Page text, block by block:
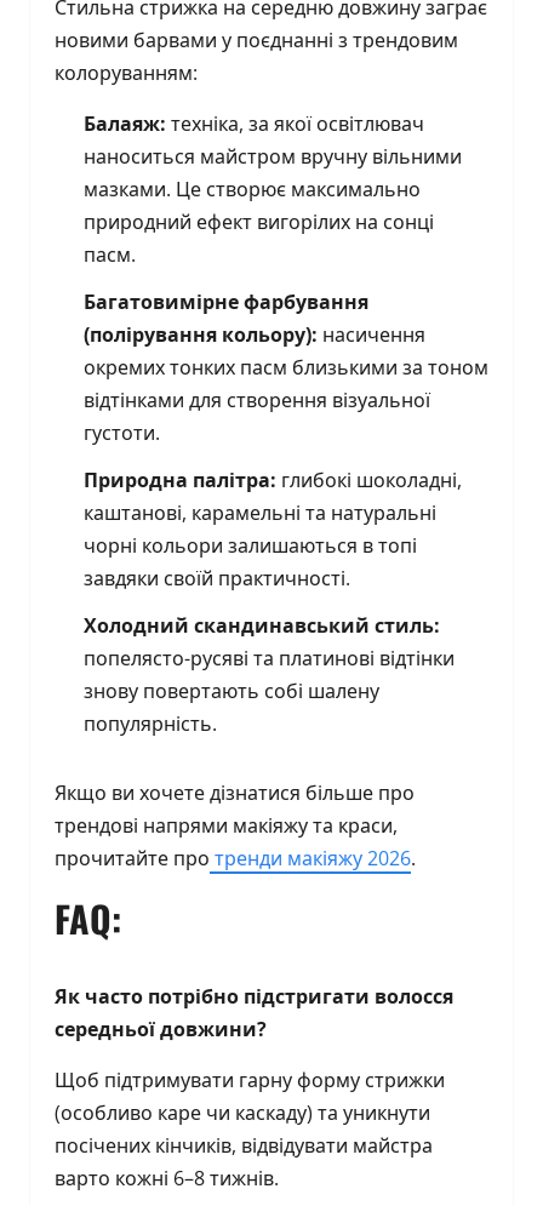
Стильна стрижка на середню довжину заграє
новими барвами у поєднанні з трендовим
колоруванням:
Балаяж: техніка, за якої освітлювач
наноситься майстром вручну вільними
мазками. Це створює максимально
природний ефект вигорілих на сонці
пасм.
Багатовимірне фарбування
(полірування кольору): насичення
окремих тонких пасм близькими за тоном
відтінками для створення візуальної
густоти.
Природна палітра: глибокі шоколадні,
каштанові, карамельні та натуральні
чорні кольори залишаються в топі
завдяки своїй практичності.
Холодний скандинавський стиль:
попелясто-русяві та платинові відтінки
знову повертають собі шалену
популярність.
Якщо ви хочете дізнатися більше про
трендові напрями макіяжу та краси,
прочитайте про тренди макіяжу 2026.
FAQ:
Як часто потрібно підстригати волосся
середньої довжини?
Щоб підтримувати гарну форму стрижки
(особливо каре чи каскаду) та уникнути
посічених кінчиків, відвідувати майстра
варто кожні 6–8 тижнів.